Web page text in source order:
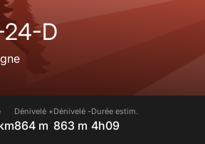
D
Dénivelé +
864 m
Dénivelé -
863 m
Durée estim.
4h09